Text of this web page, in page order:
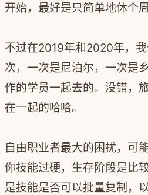
开始，最好是只简单地休个周
不过在2019年和2020年，
次，一次是尼泊尔，一次是
作的学员一起去的。没错，
在一起的哈哈。
自由职业者最大的困扰，可
你技能过硬，生存阶段是比
是技能是否可以批量复制，